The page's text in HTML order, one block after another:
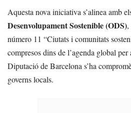
Aquesta nova iniciativa s’alinea amb
Desenvolupament Sostenible (ODS),
número 11 “Ciutats i comunitats
compresos dins de l’agenda global
Diputació de Barcelona s’ha
governs locals.